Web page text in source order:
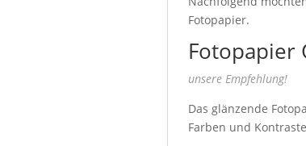
Fotopapier.
Fotopapier
unsere Empfehlung!
Das glänzende
Farben und